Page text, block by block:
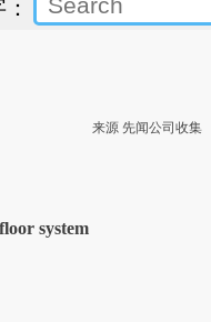
来源 先闻公司收集
system